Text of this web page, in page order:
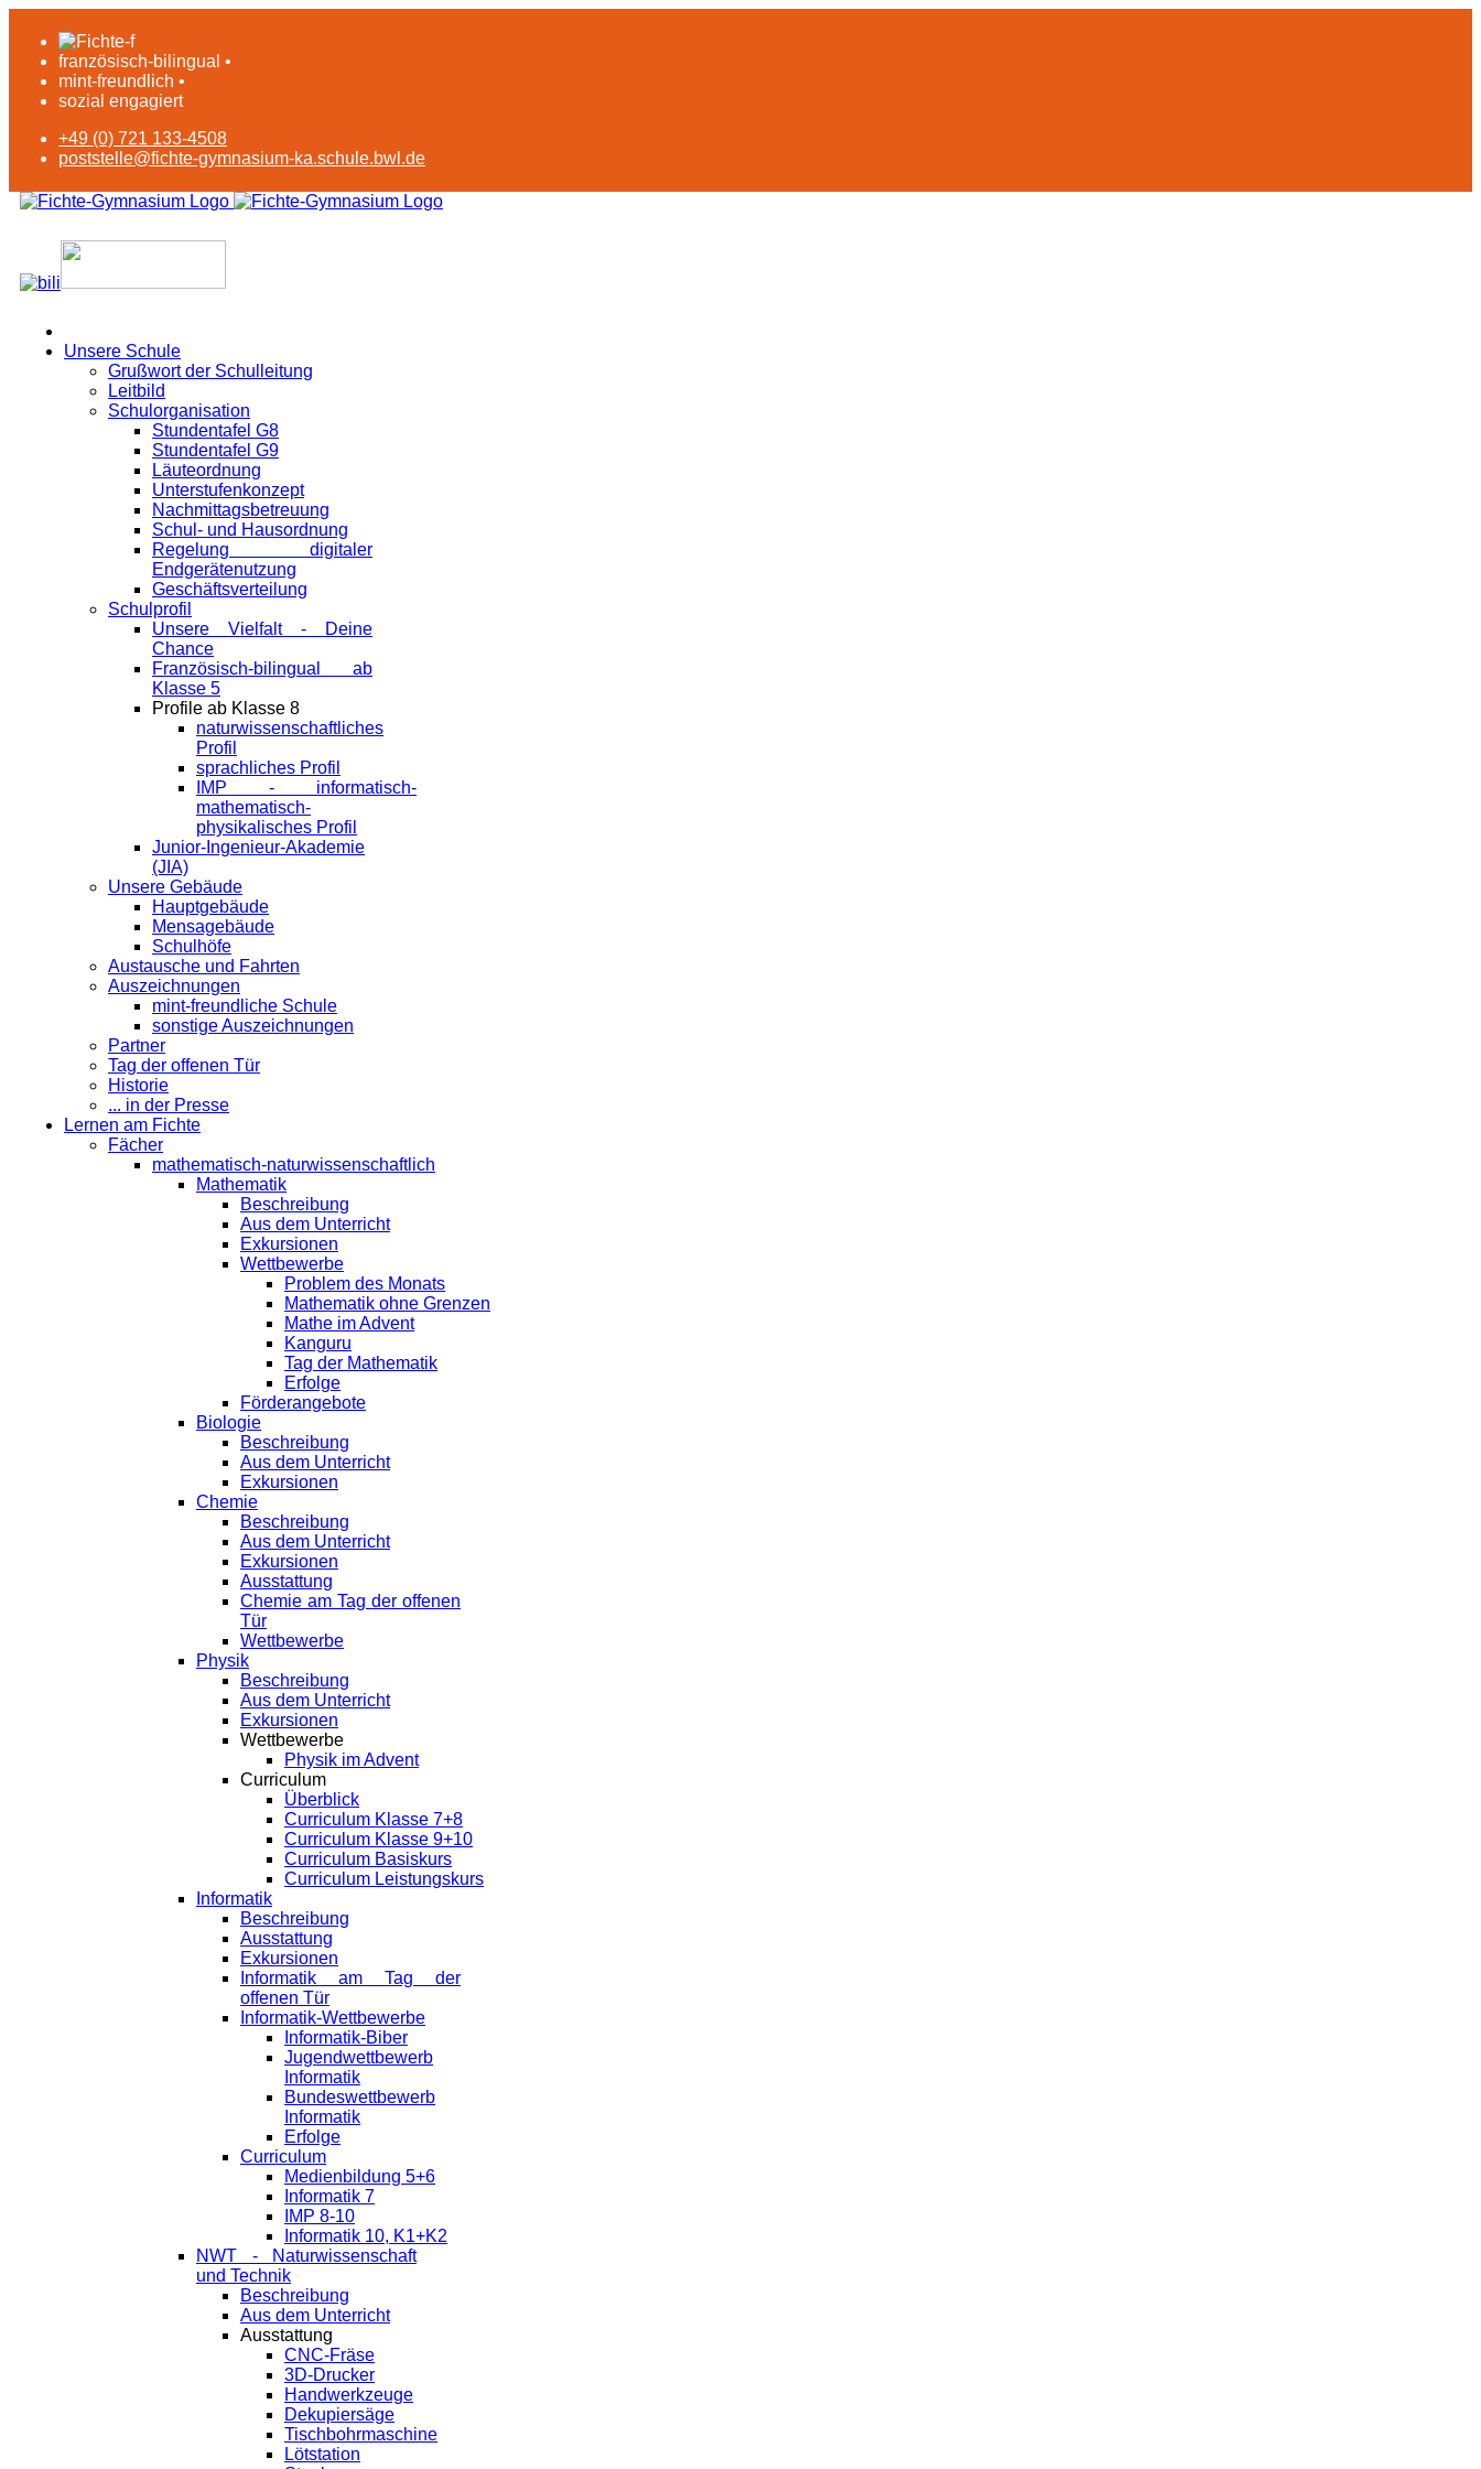
französisch-bilingual •
mint-freundlich •
sozial engagiert
+49 (0) 721 133-4508
poststelle@fichte-gymnasium-ka.schule.bwl.de
Unsere Schule
Grußwort der Schulleitung
Leitbild
Schulorganisation
Stundentafel G8
Stundentafel G9
Läuteordnung
Unterstufenkonzept
Nachmittagsbetreuung
Schul- und Hausordnung
Regelung digitaler
Endgeräte­nutzung
Geschäftsverteilung
Schulprofil
Unsere Vielfalt - Deine
Chance
Französisch-bilingual ab
Klasse 5
Profile ab Klasse 8
naturwissenschaftliches
Profil
sprachliches Profil
IMP - informatisch-
mathematisch-
physikalisches Profil
Junior-Ingenieur-Akademie
(JIA)
Unsere Gebäude
Hauptgebäude
Mensagebäude
Schulhöfe
Austausche und Fahrten
Auszeichnungen
mint-freundliche Schule
sonstige Auszeichnungen
Partner
Tag der offenen Tür
Historie
... in der Presse
Lernen am Fichte
Fächer
mathematisch-naturwissenschaftlich
Mathematik
Beschreibung
Aus dem Unterricht
Exkursionen
Wettbewerbe
Problem des Monats
Mathematik ohne Grenzen
Mathe im Advent
Kanguru
Tag der Mathematik
Erfolge
Förderangebote
Biologie
Beschreibung
Aus dem Unterricht
Exkursionen
Chemie
Beschreibung
Aus dem Unterricht
Exkursionen
Ausstattung
Chemie am Tag der offenen
Tür
Wettbewerbe
Physik
Beschreibung
Aus dem Unterricht
Exkursionen
Wettbewerbe
Physik im Advent
Curriculum
Überblick
Curriculum Klasse 7+8
Curriculum Klasse 9+10
Curriculum Basiskurs
Curriculum Leistungskurs
Informatik
Beschreibung
Ausstattung
Exkursionen
Informatik am Tag der
offenen Tür
Informatik-Wettbewerbe
Informatik-Biber
Jugendwettbewerb
Informatik
Bundeswettbewerb
Informatik
Erfolge
Curriculum
Medienbildung 5+6
Informatik 7
IMP 8-10
Informatik 10, K1+K2
NWT - Naturwissenschaft
und Technik
Beschreibung
Aus dem Unterricht
Ausstattung
CNC-Fräse
3D-Drucker
Handwerkzeuge
Dekupiersäge
Tischbohrmaschine
Lötstation